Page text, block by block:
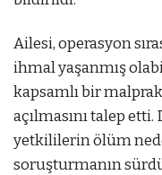
Ailesi, operasyon
ihmal yaşanmış
kapsamlı bir
açılmasını talep
yetkililerin ölüm
soruşturmanın